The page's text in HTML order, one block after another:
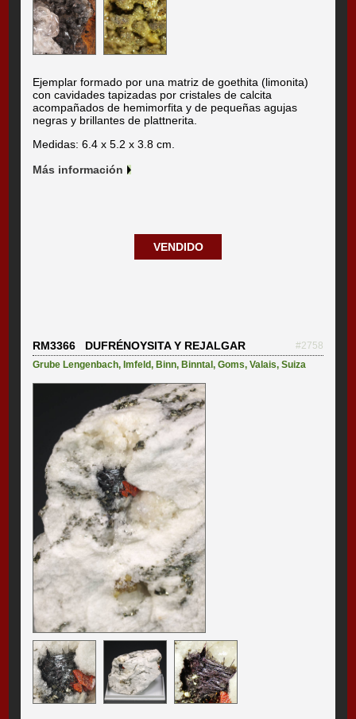
Ejemplar formado por una matriz de goethita (limonita)
con cavidades tapizadas por cristales de calcita
acompañados de hemimorfita y de pequeñas agujas
negras y brillantes de plattnerita.
Medidas: 6.4 x 5.2 x 3.8 cm.
Más información
VENDIDO
RM3366 DUFRÉNOYSITA Y REJALGAR
#2758
Grube Lengenbach, Imfeld, Binn, Binntal,Goms,Valais,Suiza